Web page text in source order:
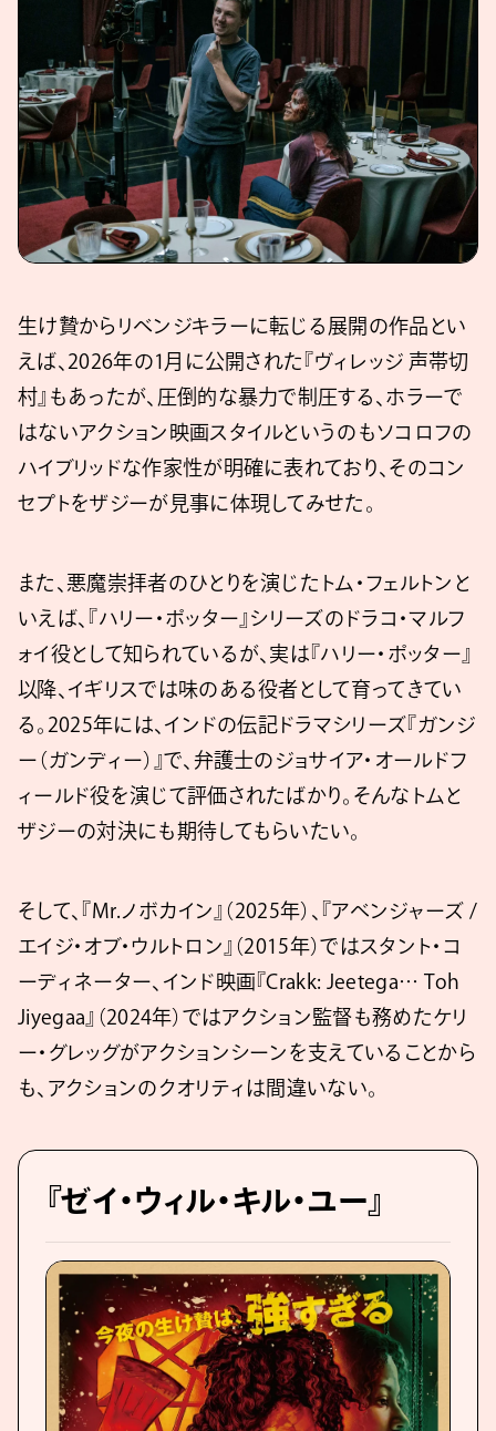
生け贄からリベンジキラーに転じる展開の作品とい
えば、2026年の1月に公開された『ヴィレッジ 声帯切
村』もあったが、圧倒的な暴力で制圧する、ホラーで
はないアクション映画スタイルというのもソコロフの
ハイブリッドな作家性が明確に表れており、そのコン
セプトをザジーが見事に体現してみせた。
また、悪魔崇拝者のひとりを演じたトム・フェルトンと
いえば、『ハリー・ポッター』シリーズのドラコ・マルフ
ォイ役として知られているが、実は『ハリー・ポッター』
以降、イギリスでは味のある役者として育ってきてい
る。2025年には、インドの伝記ドラマシリーズ『ガンジ
ー（ガンディー）』で、弁護士のジョサイア・オールドフ
ィールド役を演じて評価されたばかり。そんなトムと
ザジーの対決にも期待してもらいたい。
そして、『Mr.ノボカイン』（2025年）、『アベンジャーズ /
エイジ・オブ・ウルトロン』（2015年）ではスタント・コ
ーディネーター、インド映画『Crakk: Jeetega… Toh
Jiyegaa』（2024年）ではアクション監督も務めたケリ
ー・グレッグがアクションシーンを支えていることから
も、アクションのクオリティは間違いない。
『ゼイ・ウィル・キル・ユー』